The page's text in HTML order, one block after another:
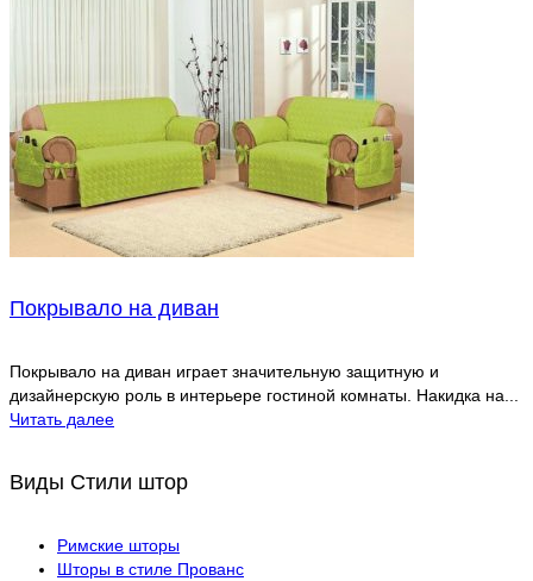
Покрывало на диван
Покрывало на диван играет значительную защитную и
дизайнерскую роль в интерьере гостиной комнаты. Накидка на...
Читать далее
Виды Стили штор
Римские шторы
Шторы в стиле Прованс